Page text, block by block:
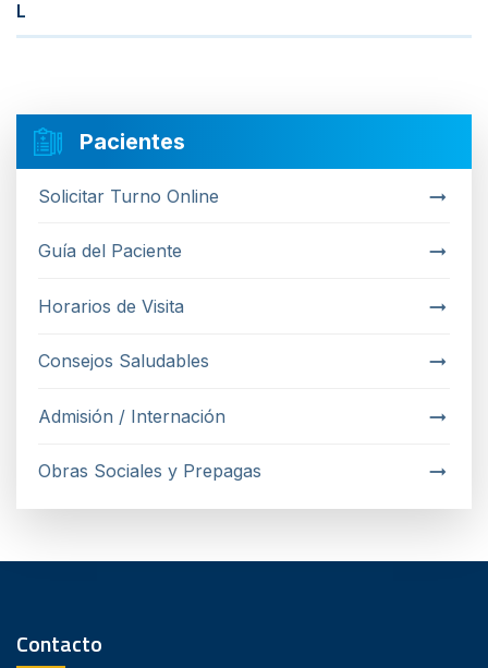
Pacientes
Solicitar Turno Online
Guía del Paciente
Horarios de Visita
Consejos Saludables
Admisión / Internación
Obras Sociales y Prepagas
L
Contacto